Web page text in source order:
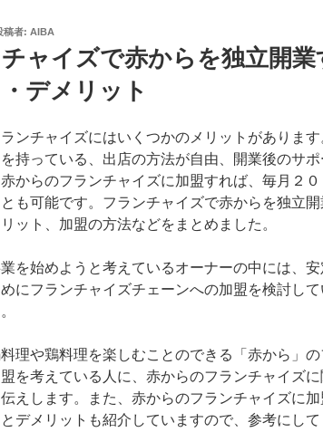
稿者: AIBA
ャイズで赤からを独立開業
デメリット
ンチャイズにはいくつかのメリットがありま
持っている、出店の方法が自由、開業後のサ
からのフランチャイズに加盟すれば、毎月２０
も可能です。フランチャイズで赤からを独立開
ット、加盟の方法などをまとめました。
を始めようと考えているオーナーの中には、
にフランチャイズチェーンへの加盟を検討し
理や鶏料理を楽しむことのできる「赤から」の
を考えている人に、赤からのフランチャイズ
えします。また、赤からのフランチャイズに
デメリットも紹介していますので、参考にして